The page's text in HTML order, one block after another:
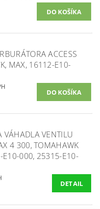
ACCESS
MAX, 16112-E10-
VÁHADLA VENTILU
4 300, TOMAHAWK
000, 25315-E10-
DETAIL